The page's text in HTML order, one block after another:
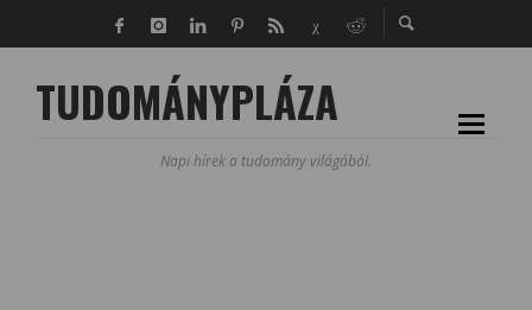
TUDOMÁNYPLÁZA
Napi hírek a tudomány világából.